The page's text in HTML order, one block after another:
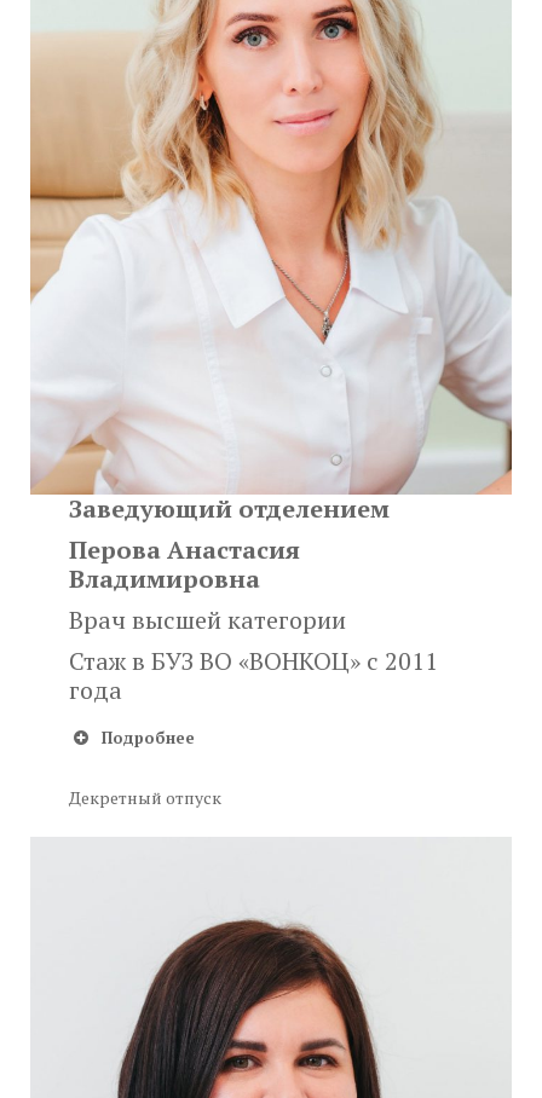
Заведующий отделением
Перова Анастасия
Владимировна
Врач высшей категории
Стаж в БУЗ ВО «ВОНКОЦ» с 2011
года
Подробнее
Декретный отпуск